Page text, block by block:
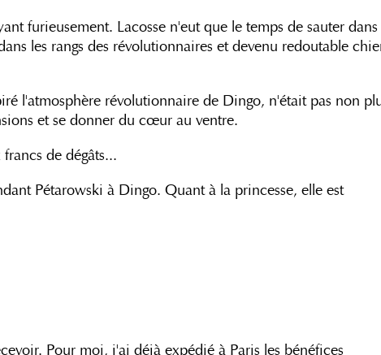
furieusement. Lacosse n'eut que le temps de sauter dans
les rangs des révolutionnaires et devenu redoutable
l'atmosphère révolutionnaire de Dingo, n'était pas non
et se donner du cœur au ventre.
de dégâts...
Pétarowski à Dingo. Quant à la princesse, elle est
Pour moi, j'ai déjà expédié à Paris les bénéfices